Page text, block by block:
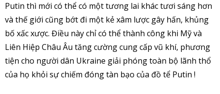
Putin thì mới có thể có một tương lai khác tươi sáng hơn
và thế giới cũng bớt đi một kẻ xâm lược gây hấn, khủng
bố xấc xược. Điều này chỉ có thể thành công khi Mỹ và
Liên Hiệp Châu Âu tăng cường cung cấp vũ khí, phương
tiện cho người dân Ukraine giải phóng toàn bộ lãnh thổ
của họ khỏi sự chiếm đóng tàn bạo của đồ tể Putin !